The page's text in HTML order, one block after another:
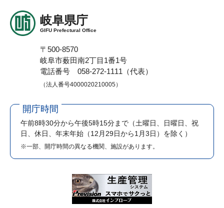
岐阜県庁
GIFU Prefectural Office
〒500-8570
岐阜市薮田南2丁目1番1号
電話番号 058-272-1111（代表）
（法人番号4000020210005）
開庁時間
午前8時30分から午後5時15分まで （土曜日、日曜日、祝
日、休日、年末年始（12月29日から1月3日）を除く）
※一部、開庁時間の異なる機関、施設があります。